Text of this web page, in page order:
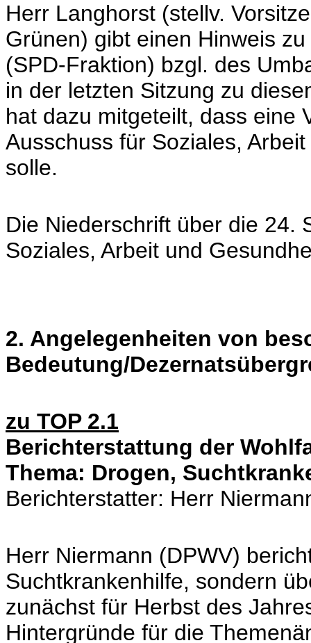
Herr Langhorst (stellv.
Grünen) gibt einen Hinweis
(SPD-Fraktion) bzgl. des
in der letzten Sitzung zu
hat dazu mitgeteilt, dass eine
Ausschuss für Soziales,
solle.
Die Niederschrift über die 24.
Soziales, Arbeit und
2. Angelegenheiten von
Bedeutung/
zu TOP 2.1
Berichterstattung der
Thema: Drogen,
Berichterstatter: Herr
Herr Niermann (DPWV)
Suchtkrankenhilfe, sondern
zunächst für Herbst des
Hintergründe für die